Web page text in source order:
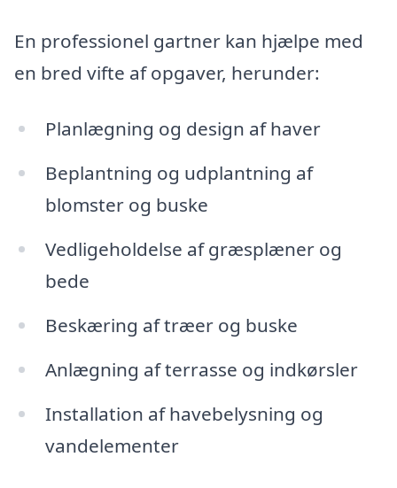
En professionel gartner kan hjælpe med
en bred vifte af opgaver, herunder:
Planlægning og design af haver
Beplantning og udplantning af
blomster og buske
Vedligeholdelse af græsplæner og
bede
Beskæring af træer og buske
Anlægning af terrasse og indkørsler
Installation af havebelysning og
vandelementer